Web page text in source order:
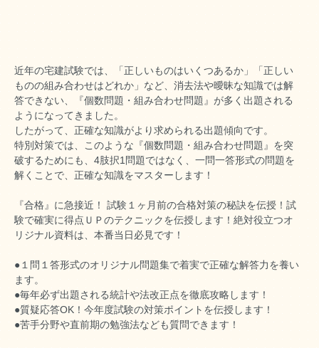
近年の宅建試験では、「正しいものはいくつあるか」「正しい
ものの組み合わせはどれか」など、消去法や曖昧な知識では解
答できない、『個数問題・組み合わせ問題』が多く出題される
ようになってきました。
したがって、正確な知識がより求められる出題傾向です。
特別対策では、このような『個数問題・組み合わせ問題』を突
破するためにも、4肢択1問題ではなく、一問一答形式の問題を
解くことで、正確な知識をマスターします！
『合格』に急接近！ 試験１ヶ月前の合格対策の秘訣を伝授！試
験で確実に得点ＵＰのテクニックを伝授します！絶対役立つオ
リジナル資料は、本番当日必見です！
●１問１答形式のオリジナル問題集で着実で正確な解答力を養い
ます。
●毎年必ず出題される統計や法改正点を徹底攻略します！
●質疑応答OK！今年度試験の対策ポイントを伝授します！
●苦手分野や直前期の勉強法なども質問できます！